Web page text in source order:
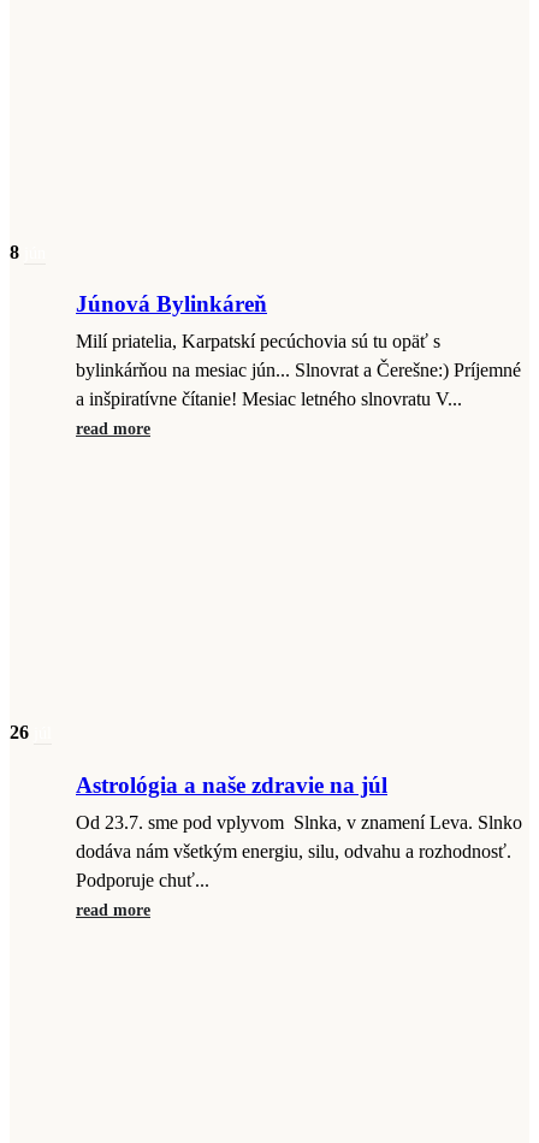
8
Júnová Bylinkáreň
Milí priatelia, Karpatskí pecúchovia sú tu opäť s
bylinkárňou na mesiac jún... Slnovrat a Čerešne:) Príjemné
a inšpiratívne čítanie! Mesiac letného slnovratu V...
read more
26
Astrológia a naše zdravie na júl
Od 23.7. sme pod vplyvom Slnka, v znamení Leva. Slnko
dodáva nám všetkým energiu, silu, odvahu a rozhodnosť.
Podporuje chuť...
read more